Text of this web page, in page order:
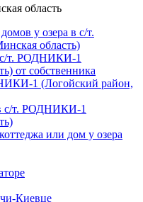
область
у озера в с/т.
область)
с/т. РОДНИКИ-1
от собственника
1 (Логойский район,
с/т. РОДНИКИ-1
или дом у озера
Киевце